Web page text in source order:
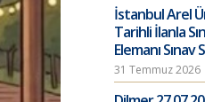
İstanbul Arel
Tarihli İlanla
Elemanı Sınav
31 Temmuz 2026